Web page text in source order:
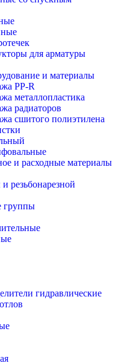
для арматуры
и материалы
PP-R
металлопластика
радиаторов
сшитого полиэтилена
и расходные материалы
резьбонарезной
группы
гидравлические